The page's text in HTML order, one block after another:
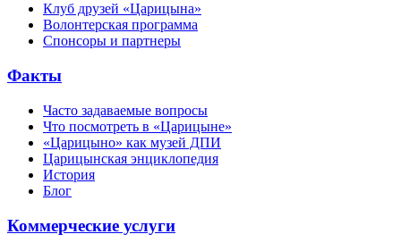
Клуб друзей «Царицына»
Волонтерская программа
Спонсоры и партнеры
Факты
Часто задаваемые вопросы
Что посмотреть в «Царицыне»
«Царицыно» как музей ДПИ
Царицынская энциклопедия
История
Блог
Коммерческие услуги